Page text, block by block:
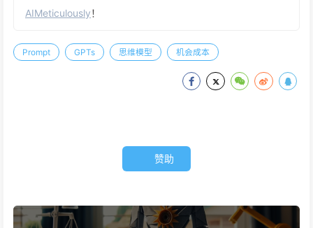
AIMeticulously！
Prompt GPTs 思维模型 机会成本
赞助